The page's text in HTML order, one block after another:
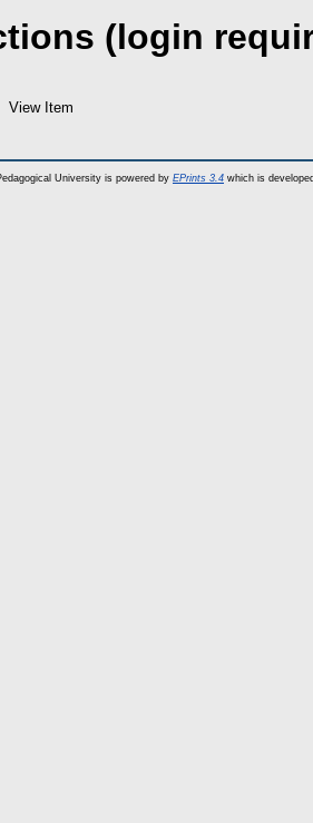
(login
View Item
University is powered by EPrints 3.4 which is